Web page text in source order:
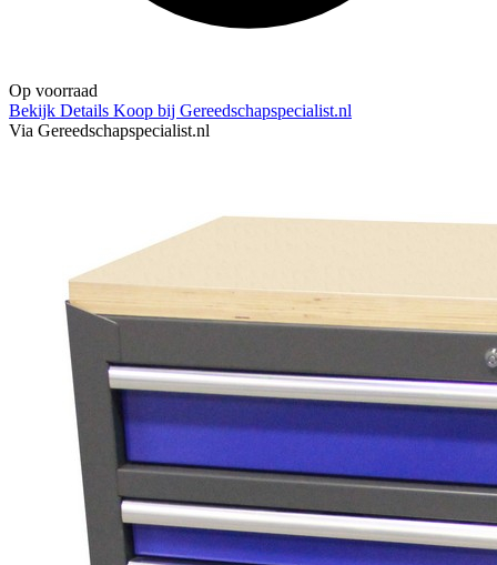
Op voorraad
Bekijk Details Koop bij Gereedschapspecialist.nl
Via Gereedschapspecialist.nl